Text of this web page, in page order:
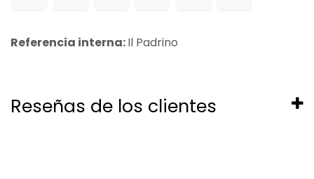
Referencia interna:Il Padrino
Reseñas de los clientes